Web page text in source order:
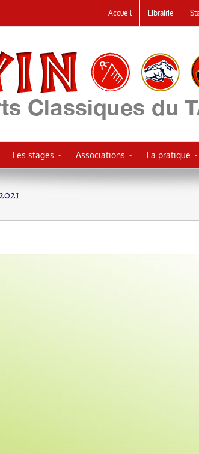
Accueil Librairie
Les stages Associations La pratique